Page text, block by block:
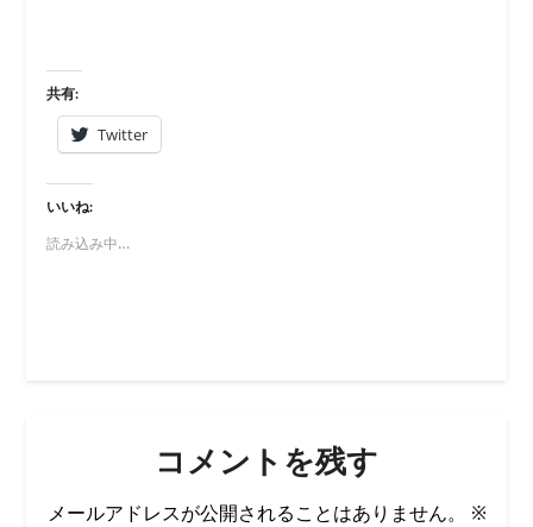
共有:
Twitter
いいね:
読み込み中…
コメントを残す
メールアドレスが公開されることはありません。
※